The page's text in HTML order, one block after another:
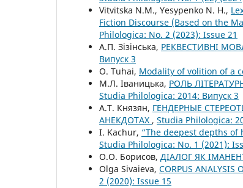
Vitvitska N.M., Yesypenko N. H.,
Fiction Discourse (Based on the
Philologica: No. 2 (2023): Issue 21
А.П. Зізінська, РЕКВЕСТИВНІ
Випуск 3
O. Tuhai, Modality of volition of a
М.Л. Іваницька, РОЛЬ
Studia Philologica: 2014: Випуск 3
А.Т. Князян, ГЕНДЕРНЫЕ
АНЕКДОТАХ , Studia Philologica:
I. Kachur, “The deepest depths of
Studia Philologica: No. 1 (2021):
О.О. Борисов, ДІАЛОГ ЯК
Olga Sivaieva, CORPUS ANALYSIS
2 (2020): Issue 15